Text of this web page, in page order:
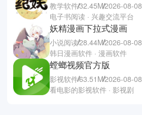
教学软件32.45M2026-08-08
电子书阅读 · 兴趣交流平台
妖精漫画下拉式漫画
小说阅读28.44M2026-08-08
韩日漫画软件 · 漫画软件
螳螂视频官方版
影视软件63.51M2026-08-08
看电影的影视软件 · 影视剧